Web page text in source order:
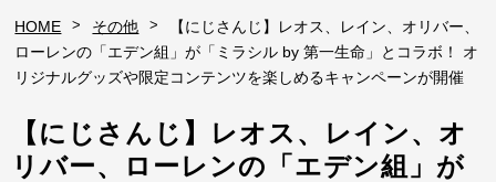
HOME > その他 >
【にじさんじ】レオス、レイン、オリバー、
ローレンの「エデン組」が「ミラシル by 第一生命」とコラボ！ オ
リジナルグッズや限定コンテンツを楽しめるキャンペーンが開催
【にじさんじ】レオス、レイン、オ
リバー、ローレンの「エデン組」が